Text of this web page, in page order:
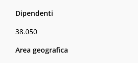
Dipendenti
38.050
Area geografica